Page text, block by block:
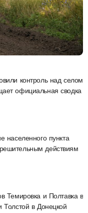
официальная сводка
населенного пункта
действиям
Темировка и Полтавка в
Толстой в Донецкой